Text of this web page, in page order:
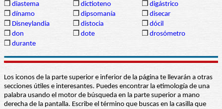
❒ diastema ❒ dictioteno ❒ digástrico
❒ dínamo ❒ dipsomanía ❒ disecar
❒ Disneylandia ❒ distocia ❒ dócil
❒ don ❒ dote ❒ drosómetro
❒ durante
Los iconos de la parte superior e inferior de la página te llevarán a otras
secciones útiles e interesantes. Puedes encontrar la etimología de una
palabra usando el motor de búsqueda en la parte superior a mano
derecha de la pantalla. Escribe el término que buscas en la casilla que